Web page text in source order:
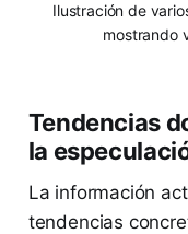
Ilustración de
mostrando
Tendencias
la
La información
tendencias